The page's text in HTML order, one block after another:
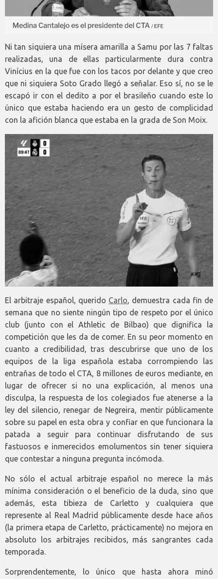
Ni tan siquiera una mísera amarilla a Samu por las 7 faltas
realizadas, una de ellas particularmente dura contra
Vinícius en la que fue con los tacos por delante y que creo
que ni siquiera Soto Grado llegó a señalar. Eso sí, no se le
escapó ir con el dedito a por el brasileño cuando este lo
único que estaba haciendo era un gesto de complicidad
con la afición blanca que estaba en la grada de Son Moix.
El arbitraje español, querido Carlo, demuestra cada fin de
semana que no siente ningún tipo de respeto por el único
club (junto con el Athletic de Bilbao) que dignifica la
competición que les da de comer. En su peor momento en
cuanto a credibilidad, tras descubrirse que uno de los
equipos de la liga española estaba corrompiendo las
entrañas de todo el CTA, 8 millones de euros mediante, en
lugar de ofrecer si no una explicación, al menos una
disculpa, la respuesta de los colegiados fue atenerse a la
ley del silencio, renegar de Negreira, mentir públicamente
sobre su papel en esta obra y confiar en que funcionara la
patada a seguir para continuar disfrutando de sus
fastuosos e inmerecidos emolumentos sin tener siquiera
que contestar a ninguna pregunta incómoda.
No sólo el actual arbitraje español no merece la más
mínima consideración o el beneficio de la duda, sino que
además, esta tibieza de Carletto y cualquiera que
represente al Real Madrid públicamente desde hace años
(la primera etapa de Carletto, prácticamente) no mejora en
absoluto los arbitrajes recibidos, más sangrantes cada
temporada.
Sorprendentemente, lo único que hasta ahora minó